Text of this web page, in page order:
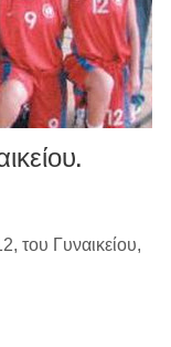
του Γυναικείου,